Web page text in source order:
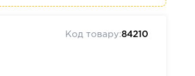
Код товару:84210